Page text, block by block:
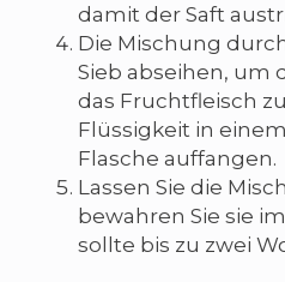
damit der Saft
Die Mischung
Sieb abseihen, um
das Fruchtfleisch
Flüssigkeit in
Flasche auffangen.
Lassen Sie die
bewahren Sie sie
sollte bis zu zwei